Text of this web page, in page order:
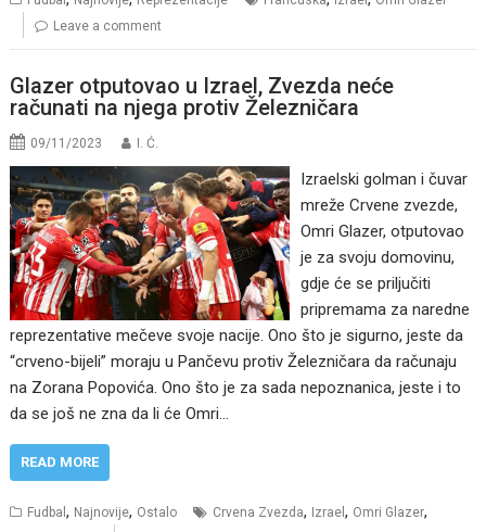
Leave a comment
Glazer otputovao u Izrael, Zvezda neće
računati na njega protiv Železničara
09/11/2023 I. Ć.
Izraelski golman i čuvar
mreže Crvene zvezde,
Omri Glazer, otputovao
je za svoju domovinu,
gdje će se priljučiti
pripremama za naredne
reprezentative mečeve svoje nacije. Ono što je sigurno, jeste da
“crveno-bijeli” moraju u Pančevu protiv Železničara da računaju
na Zorana Popovića. Ono što je za sada nepoznanica, jeste i to
da se još ne zna da li će Omri…
READ MORE
Fudbal, Najnovije, Ostalo Crvena Zvezda, Izrael, Omri Glazer,